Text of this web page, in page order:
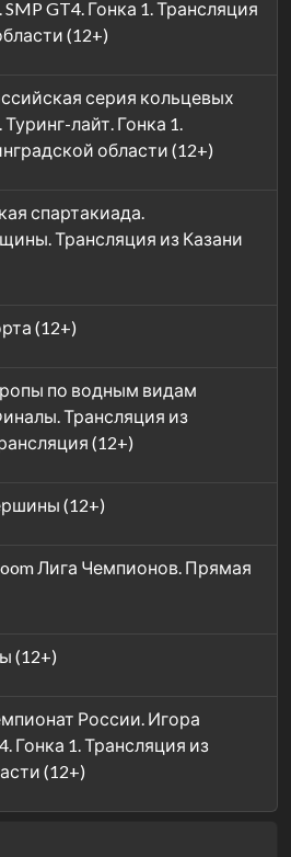
GT4. Гонка 1. Трансляция
(12+)
серия кольцевых
лайт. Гонка 1.
области (12+)
спартакиада.
Трансляция из Казани
(12+)
по водным видам
Трансляция из
(12+)
(12+)
Лига Чемпионов. Прямая
(12+)
России. Игора
Гонка 1. Трансляция из
(12+)